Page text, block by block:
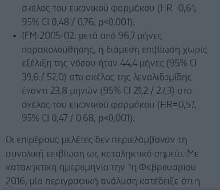
σκέλος του εικονικού φαρμάκου (HR=0,61,
95% CI 0,48 / 0,76, p<0,001).
IFM 2005-02: μετά από 96,7 μήνες
παρακολούθησης, η διάμεση επιβίωση χωρίς
εξέλιξη της νόσου ήταν 44,4 μήνες (95% CI
39,6 / 52,0) στο σκέλος της λεναλιδομίδης
έναντι 23,8 μηνών (95% CI 21,2 / 27,3) στο
σκέλος του εικονικού φαρμάκου (HR=0,57,
95% CI 0,47 / 0,68, p<0,001).
Οι επιμέρους μελέτες δεν περιελάμβαναν τη
συνολική επιβίωση ως καταληκτικό σημείο. Με
καταληκτική ημερομηνία την 1η Φεβρουαρίου
2016, μία περιγραφική ανάλυση κατέδειξε ότι η